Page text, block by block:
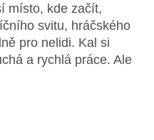
místo, kde začít,
svitu, hráčského
pro nelidi. Kal si
a rychlá práce. Ale